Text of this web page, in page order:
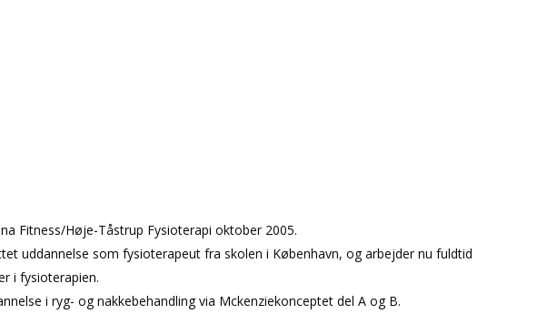
Fitness/Høje-Tåstrup Fysioterapi oktober 2005.
uddannelse som fysioterapeut fra skolen i København, og arbejder nu fuldtid
i fysioterapien.
i ryg- og nakkebehandling via Mckenziekonceptet del A og B.